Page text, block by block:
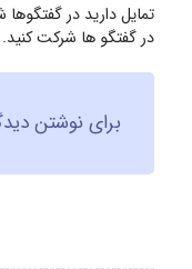
تمایل دارید در
در گفتگو ها شرکت کنید.
برای نوشتن